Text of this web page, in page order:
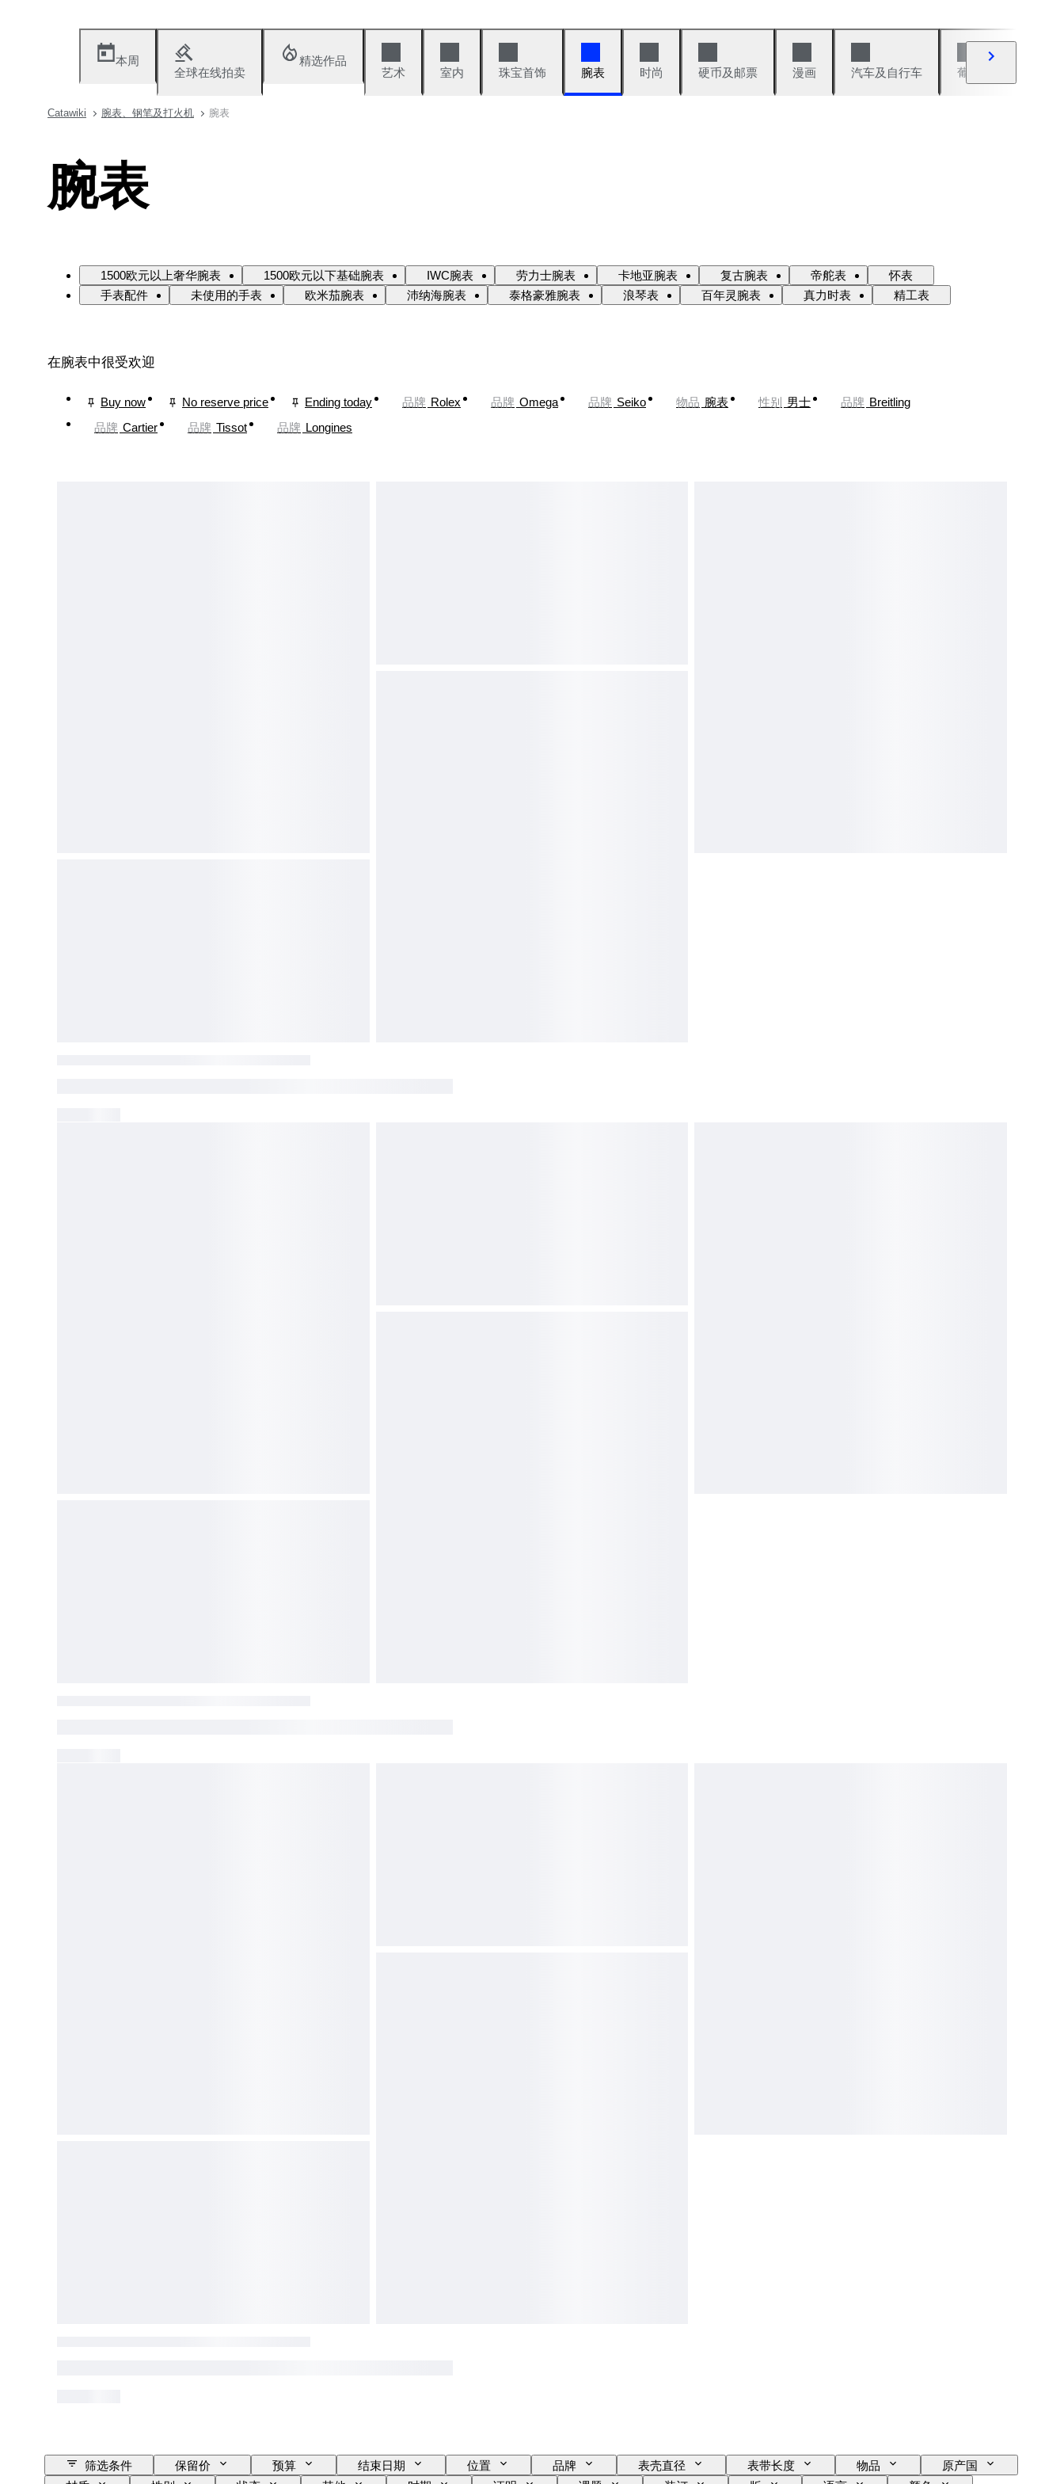
本周
全球在线拍卖
精选作品
艺术
室内 珠宝首饰 腕表 时尚 硬币及邮票 漫画 汽车及自行车 葡萄酒及烈性酒
Catawiki 腕表、钢笔及打火机 腕表
腕表
1500欧元以上奢华腕表 1500欧元以下基础腕表 IWC腕表 劳力士腕表 卡地亚腕表 复古腕表 帝舵表
怀表
手表配件
未使用的手表 欧米茄腕表 沛纳海腕表 泰格豪雅腕表 浪琴表 百年灵腕表 真力时表 精工表
在腕表中很受欢迎
Buy now No reserve price Ending today 品牌 Rolex 品牌 Omega 品牌 Seiko 物品 腕表 性别 男士 品牌 Breitling
品牌 Cartier 品牌 Tissot 品牌 Longines
筛选条件 保留价 预算 结束日期 位置 品牌 表壳直径 表带长度 物品
原产国